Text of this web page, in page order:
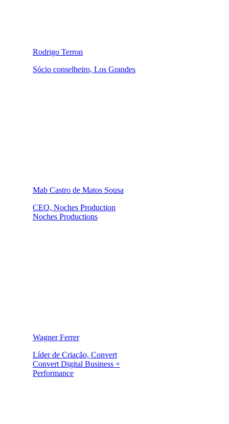
Rodrigo Terron
Sócio conselheiro, Los Grandes
Mab Castro de Matos Sousa
CEO, Noches Production
Noches Productions
Wagner Ferrer
Líder de Criação, Convert
Convert Digital Business +
Performance